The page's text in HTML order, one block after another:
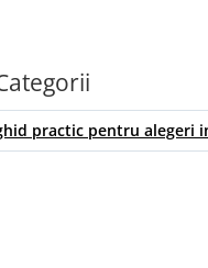
practic pentru alegeri